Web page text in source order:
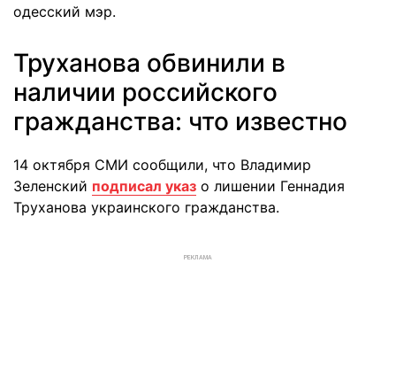
одесский мэр.
Труханова обвинили в
наличии российского
гражданства: что известно
14 октября СМИ сообщили, что Владимир
Зеленский подписал указ о лишении Геннадия
Труханова украинского гражданства.
РЕКЛАМА